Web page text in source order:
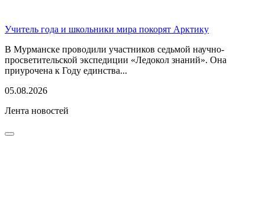
Учитель года и школьники мира покорят Арктику
В Мурманске проводили участников седьмой научно-
просветительской экспедиции «Ледокол знаний». Она
приурочена к Году единства...
05.08.2026
Лента новостей